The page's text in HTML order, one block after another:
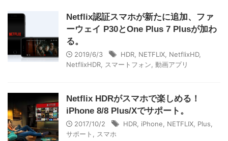
Netflix認証スマホが新たに追加、ファ
ーウェイ P30とOne Plus 7 Plusが加わ
る。
2019/6/3 HDR NETFLIX NetflixHD,
NetflixHDR
スマートフォン 動画アプリ
Netflix HDRがスマホで楽しめる！
iPhone 8/8 Plus/Xでサポート。
2017/10/2 HDR iPhone NETFLIX Plus
サポート
スマホ